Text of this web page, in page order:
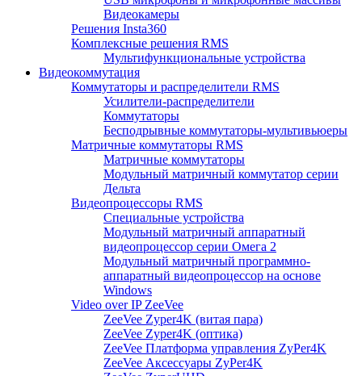
Видеокамеры
Решения Insta360
Комплексные решения RMS
Мультифункциональные устройства
Видеокоммутация
Коммутаторы и распределители RMS
Усилители-распределители
Коммутаторы
Бесподрывные коммутаторы-мультивьюеры
Матричные коммутаторы RMS
Матричные коммутаторы
Модульный матричный коммутатор серии
Дельта
Видеопроцессоры RMS
Специальные устройства
Модульный матричный аппаратный
видеопроцессор серии Омега 2
Модульный матричный программно-
аппаратный видеопроцессор на основе
Windows
Video over IP ZeeVee
ZeeVee Zyper4K (витая пара)
ZeeVee Zyper4K (оптика)
ZeeVee Платформа управления ZyPer4K
ZeeVee Аксессуары ZyPer4K